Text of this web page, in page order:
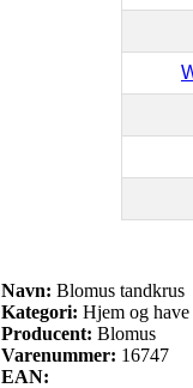
Navn: Blomus tandkrus
Kategori: Hjem og
Producent: Blomus
Varenummer: 16747
EAN: